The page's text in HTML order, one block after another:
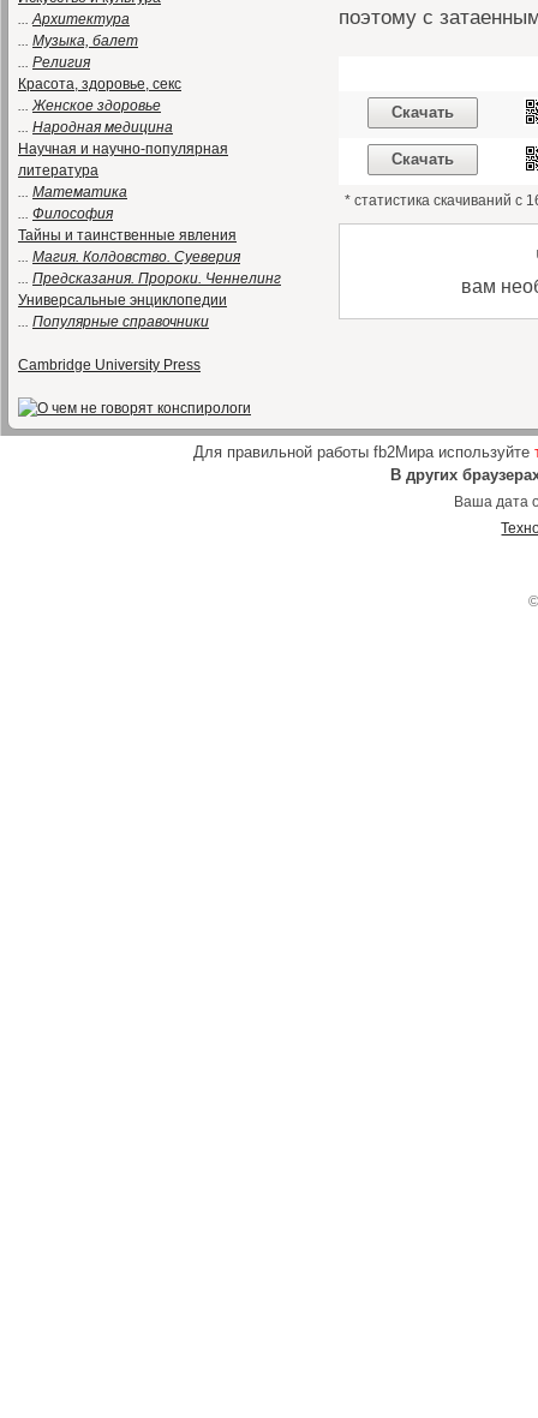
...Архитектура
... Музыка, балет
... Религия
Красота, здоровье, секс
...Женское здоровье
... Народная медицина
Научная и научно-популярная
литература
... Математика
... Философия
Тайны и таинственные явления
... Магия. Колдовство. Суеверия
... Предсказания. Пророки. Ченнелинг
Универсальные энциклопедии
... Популярные справочники
Cambridge University Press
поэтому с
Скачать
Скачать
* статистика скачиваний с
вам
Для правильной работы fb2Мира используйте
В других
Ваша дата